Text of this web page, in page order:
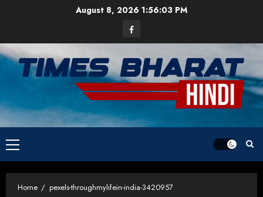
August 8, 2026 1:56:03 PM
Facebook
Primary
Menu
Home pexels-throughmylifein-india-3420957